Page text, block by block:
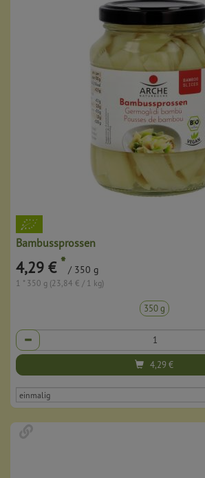
Bambussprossen
4,29 € * / 350 g
1 * 350 g (23,84 € / 1 kg)
350 g
Anzahl
4,29€